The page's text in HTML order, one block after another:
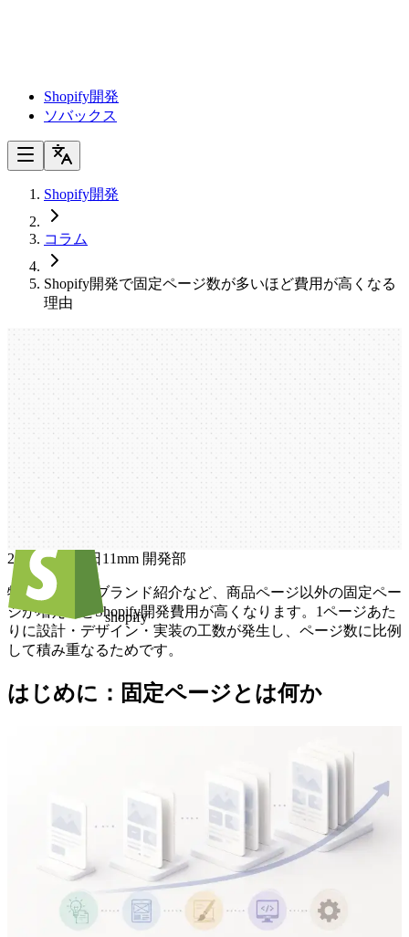
Shopify開発
ソバックス
Shopify開発
コラム
Shopify開発で固定ページ数が多いほど費用が高くなる
理由
Shopify開発で固定ページ数が多いほど
費用が高くなる理由 Shopify開発で固定
ページ数が多いほど費用が高くなる理
o 開 で 定 ジ 数 い
ど 費 用 が高 くな る 理 由
shopify
2026年4月23日 1 1mm 開発部
特集ページやブランド紹介など、商品ページ以外の固定ペー
ジが増えるとShopify開発費用が高くなります。1ページあた
りに設計・デザイン・実装の工数が発生し、ページ数に比例
して積み重なるためです。
はじめに：固定ページとは何か